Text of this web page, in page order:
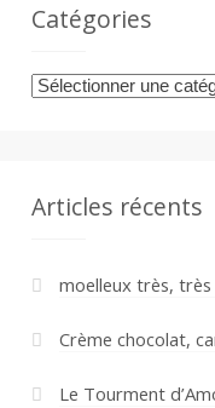
Catégories
Catégories
Articles récents
moelleux très,
Crème chocolat,
Le Tourment